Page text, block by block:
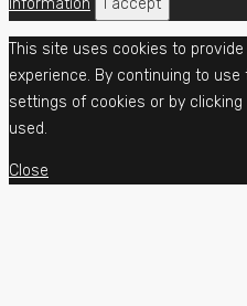
This site uses cookies to
experience. By continuing to
settings of cookies or by
used.
Close